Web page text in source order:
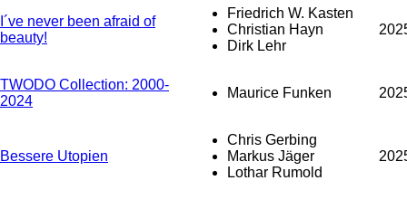
I´ve never been afraid of
beauty!
Friedrich W. Kasten
Christian Hayn
Dirk Lehr
TWODO Collection: 2000-
2024
Maurice Funken
Bessere Utopien
Chris Gerbing
Markus Jäger
Lothar Rumold